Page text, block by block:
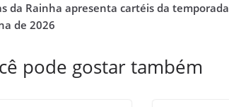
da Rainha apresenta cartéis da temporada
de 2026
pode gostar também